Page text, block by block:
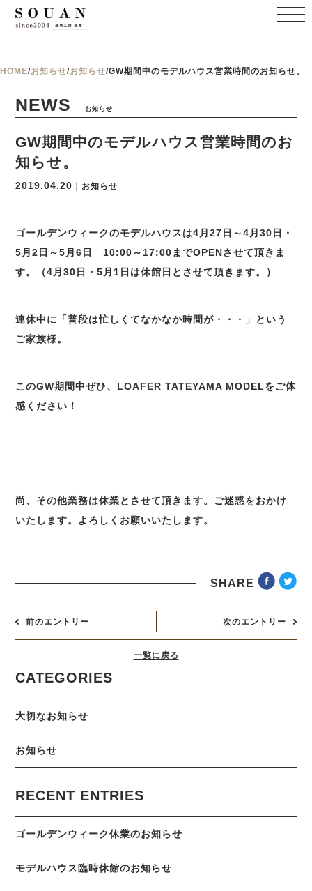
HOME/お知らせ/お知らせ/GW期間中のモデルハウス営業時間のお知らせ。
NEWS お知らせ
GW期間中のモデルハウス営業時間のお
知らせ。
2019.04.20 ｜お知らせ
ゴールデンウィークのモデルハウスは4月27日～4月30日・
5月2日～5月6日 10:00～17:00までOPENさせて頂きま
す。（4月30日・5月1日は休館日とさせて頂きます。）
連休中に「普段は忙しくてなかなか時間が・・・」という
ご家族様。
このGW期間中ぜひ、LOAFER TATEYAMA MODELをご体
感ください！
尚、その他業務は休業とさせて頂きます。ご迷惑をおかけ
いたします。よろしくお願いいたします。
SHARE
前のエントリー 次のエントリー
一覧に戻る
CATEGORIES
大切なお知らせ
お知らせ
RECENT ENTRIES
ゴールデンウィーク休業のお知らせ
モデルハウス臨時休館のお知らせ